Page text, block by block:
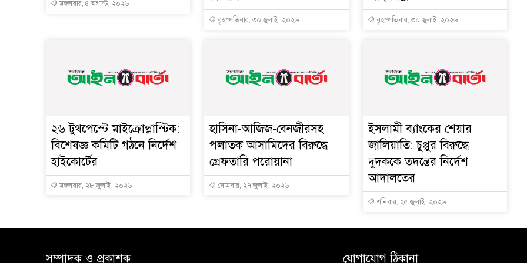
মঙ্গলবার, ৪ অগাস্ট, ২০২৬
বৃহস্পতিবার, ৩০ জুলাই, ২০২৬ বৃহস্পতিবার, ৩০ জুলাই, ২০২৬
২৬ টুথপেস্টে মাইক্রোপ্লাস্টিক:
বিশেষজ্ঞ কমিটি গঠনে নির্দেশ
হাইকোর্টের
মঙ্গলবার, ২৮ জুলাই, ২০২৬
হাসিনা-আজিজ-বেনজীরসহ
পলাতক আসামিদের বিরুদ্ধে
গ্রেফতারি পরোয়ানা
সোমবার, ২৭ জুলাই, ২০২৬
ইসলামী ব্যাংকের শেয়ার
জালিয়াতি: চুপ্পুর বিরুদ্ধে
দুদককে তদন্তের নির্দেশ
আদালতের
শনিবার, ২৫ জুলাই, ২০২৬
সম্পাদক ও প্রকাশক যোগাযোগ ঠিকানা